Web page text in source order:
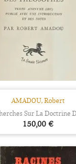
AMADOU, Robert
Sur La Doctrine
Prix
150,00 €